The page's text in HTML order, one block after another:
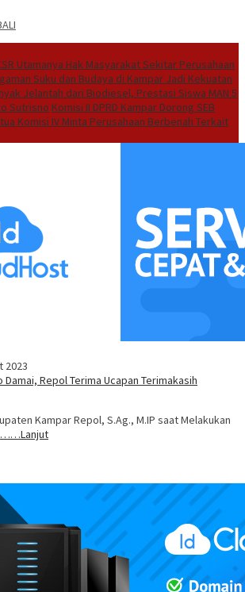
Utamanya Hak Masyarakat Sekitar Perusahaan
Suku dan Budaya di Kampar Jadi Kekuatan
Jelantah dari Biodiesel, Prestasi Siswa MAN 5
Sutrisno Komisi II DPRD Kampar Dorong SEB
Komisi IV Minta Perusahaan Berbenah Terkait
2023
Repol Terima Ucapan Terimakasih
Kampar Repol, S.Ag., M.IP saat Melakukan
……Lanjut